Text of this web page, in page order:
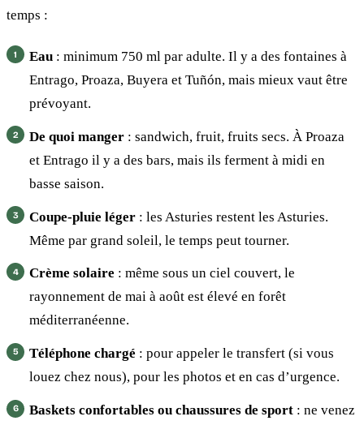
temps :
Eau : minimum 750 ml par adulte. Il y a des fontaines à
Entrago, Proaza, Buyera et Tuñón, mais mieux vaut être
prévoyant.
De quoi manger : sandwich, fruit, fruits secs. À Proaza
et Entrago il y a des bars, mais ils ferment à midi en
basse saison.
Coupe-pluie léger : les Asturies restent les Asturies.
Même par grand soleil, le temps peut tourner.
Crème solaire : même sous un ciel couvert, le
rayonnement de mai à août est élevé en forêt
méditerranéenne.
Téléphone chargé : pour appeler le transfert (si vous
louez chez nous), pour les photos et en cas d’urgence.
Baskets confortables ou chaussures de sport : ne venez